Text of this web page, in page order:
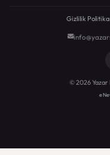
Gizlilik
© 2026 Yazar